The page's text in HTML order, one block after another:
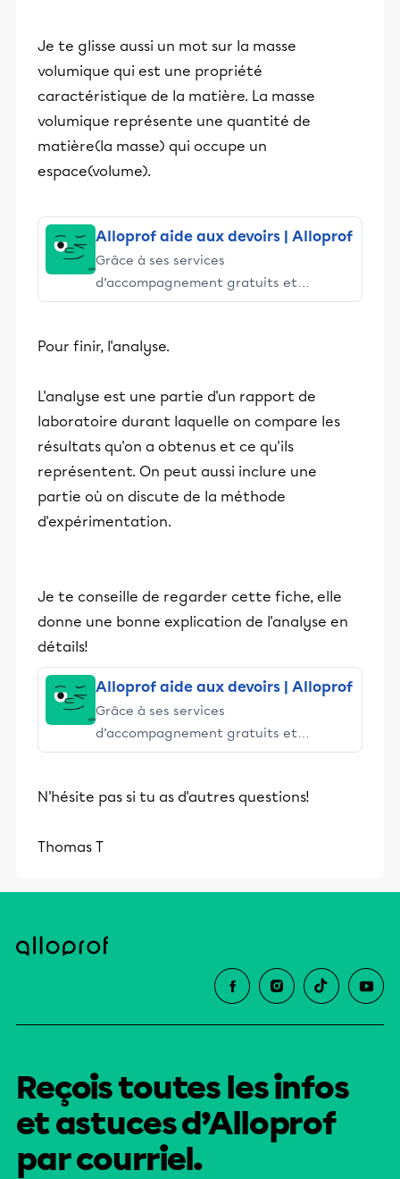
Je te glisse aussi un mot sur la masse
volumique qui est une propriété
caractéristique de la matière. La masse
volumique représente une quantité de
matière(la masse) qui occupe un
espace(volume).
Alloprof aide aux devoirs | Alloprof
Grâce à ses services
d’accompagnement gratuits et
stimulants, Alloprof engage les élèves
éducative.
Pour finir, l'analyse.
L'analyse est une partie d'un rapport de
laboratoire durant laquelle on compare les
résultats qu'on a obtenus et ce qu'ils
représentent. On peut aussi inclure une
partie où on discute de la méthode
d'expérimentation.
Je te conseille de regarder cette fiche, elle
donne une bonne explication de l'analyse en
détails!
Alloprof aide aux devoirs | Alloprof
Grâce à ses services
d’accompagnement gratuits et
stimulants, Alloprof engage les élèves
éducative.
N'hésite pas si tu as d'autres questions!
Thomas T
Reçois toutes les infos
et astuces d’Alloprof
par courriel.